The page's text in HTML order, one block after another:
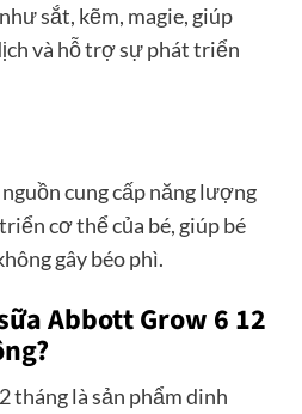
sắt, kẽm, magie, giúp
và hỗ trợ sự phát triển
cung cấp năng lượng
cơ thể của bé, giúp bé
gây béo phì.
Abbott Grow 6 12
tháng là sản phẩm dinh